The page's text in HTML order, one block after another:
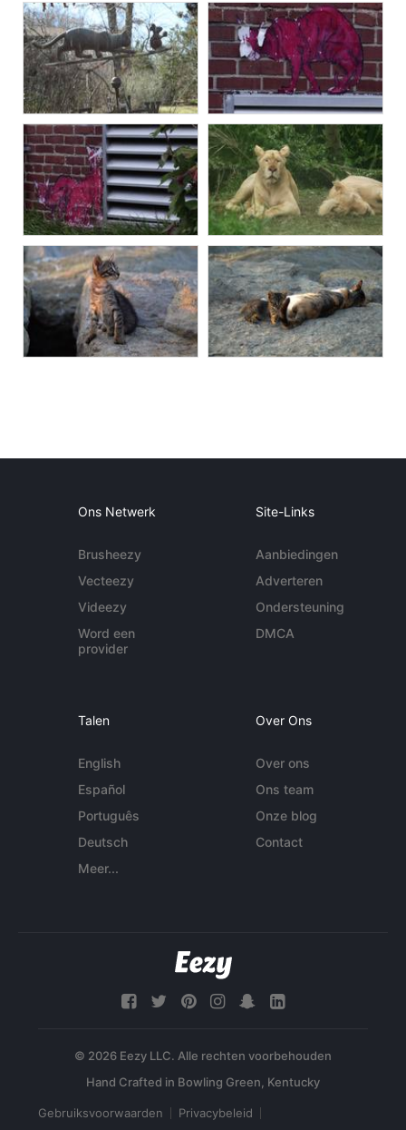
Ons Netwerk
Brusheezy
Vecteezy
Videezy
Word een
provider
Site-Links
Aanbiedingen
Adverteren
Ondersteuning
DMCA
Talen
English
Español
Português
Deutsch
Meer...
Over Ons
Over ons
Ons team
Onze blog
Contact
© 2026 Eezy LLC. Alle rechten voorbehouden
Gebruiksvoorwaarden Privacybeleid